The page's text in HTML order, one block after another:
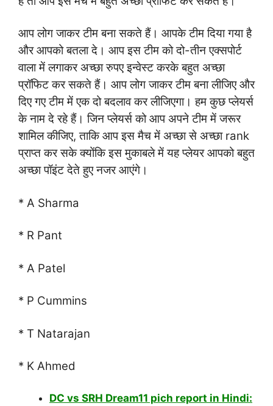
आप लोग जाकर टीम बना सकते हैं। आपके टीम दिया गया है
और आपको बतला दे। आप इस टीम को दो-तीन एक्सपोर्ट
वाला में लगाकर अच्छा रुपए इन्वेस्ट करके बहुत अच्छा
प्रॉफिट कर सकते हैं। आप लोग जाकर टीम बना लीजिए और
दिए गए टीम में एक दो बदलाव कर लीजिएगा। हम कुछ प्लेयर्स
के नाम दे रहे हैं। जिन प्लेयर्स को आप अपने टीम में जरूर
शामिल कीजिए, ताकि आप इस मैच में अच्छा से अच्छा rank
प्राप्त कर सके क्योंकि इस मुकाबले में यह प्लेयर आपको बहुत
अच्छा पॉइंट देते हुए नजर आएंगे।
* A Sharma
* R Pant
* A Patel
* P Cummins
* T Natarajan
* K Ahmed
DC vs SRH Dream11 pich report in Hindi: